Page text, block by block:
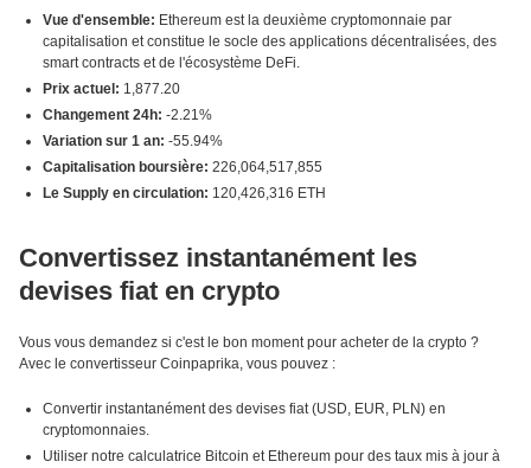
Vue d'ensemble: Ethereum est la deuxième cryptomonnaie par
capitalisation et constitue le socle des applications décentralisées, des
smart contracts et de l'écosystème DeFi.
Prix actuel: 1,877.20
Changement 24h: -2.21%
Variation sur 1 an: -55.94%
Capitalisation boursière: 226,064,517,855
Le Supply en circulation: 120,426,316 ETH
Convertissez instantanément les
devises fiat en crypto
Vous vous demandez si c'est le bon moment pour acheter de la crypto ?
Avec le convertisseur Coinpaprika, vous pouvez :
Convertir instantanément des devises fiat (USD, EUR, PLN) en
cryptomonnaies.
Utiliser notre calculatrice Bitcoin et Ethereum pour des taux mis à jour à